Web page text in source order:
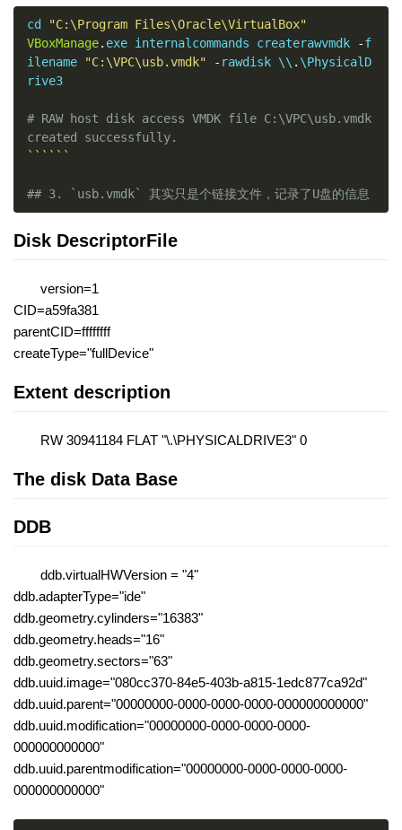
cd
"C:\Program Files\Oracle\VirtualBox"
VBoxManage. exe internalcommands createrawvmdk -f
ilename
"C:\VPC\usb.vmdk" - rawdisk \\ . \PhysicalD
rive3
# RAW host disk access VMDK file C:\VPC\usb.vmdk
created successfully.
``````
## 3. `usb.vmdk` 其实只是个链接文件，记录了U盘的信息
Disk DescriptorFile
version=1
CID=a59fa381
parentCID=ffffffff
createType="fullDevice"
Extent description
RW 30941184 FLAT "\.\PHYSICALDRIVE3" 0
The disk Data Base
DDB
ddb.virtualHWVersion = "4"
ddb.adapterType="ide"
ddb.geometry.cylinders="16383"
ddb.geometry.heads="16"
ddb.geometry.sectors="63"
ddb.uuid.image="080cc370-84e5-403b-a815-1edc877ca92d"
ddb.uuid.parent="00000000-0000-0000-0000-000000000000"
ddb.uuid.modification="00000000-0000-0000-0000-
000000000000"
ddb.uuid.parentmodification="00000000-0000-0000-0000-
000000000000"